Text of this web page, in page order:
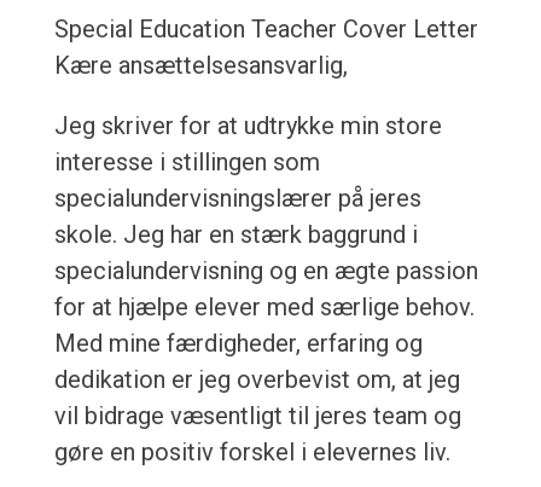
Special Education Teacher Cover Letter
Kære ansættelsesansvarlig,
Jeg skriver for at udtrykke min store
interesse i stillingen som
specialundervisningslærer på jeres
skole. Jeg har en stærk baggrund i
specialundervisning og en ægte passion
for at hjælpe elever med særlige behov.
Med mine færdigheder, erfaring og
dedikation er jeg overbevist om, at jeg
vil bidrage væsentligt til jeres team og
gøre en positiv forskel i elevernes liv.